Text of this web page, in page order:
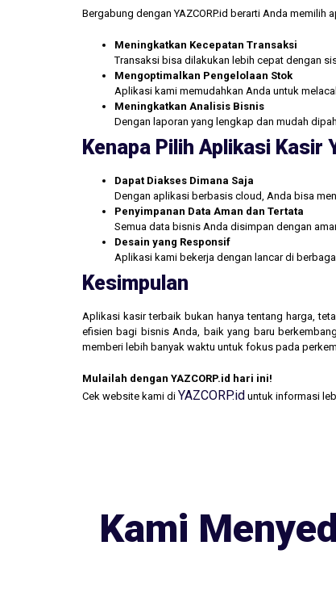
Bergabung dengan YAZCORP.id berarti Anda
Meningkatkan Kecepatan Transaksi
Transaksi bisa dilakukan lebih cepat dengan
Mengoptimalkan Pengelolaan Stok
Aplikasi kami memudahkan Anda untuk
Meningkatkan Analisis Bisnis
Dengan laporan yang lengkap dan mudah
Kenapa Pilih Aplikasi Kasir
Dapat Diakses Dimana Saja
Dengan aplikasi berbasis cloud, Anda bisa
Penyimpanan Data Aman dan Tertata
Semua data bisnis Anda disimpan dengan
Desain yang Responsif
Aplikasi kami bekerja dengan lancar di
Kesimpulan
Aplikasi kasir terbaik bukan hanya tentang harga,
efisien bagi bisnis Anda, baik yang baru
memberi lebih banyak waktu untuk fokus pada
Mulailah dengan YAZCORP.id hari ini!
Cek website kami di YAZCORP.id untuk informasi
Kami